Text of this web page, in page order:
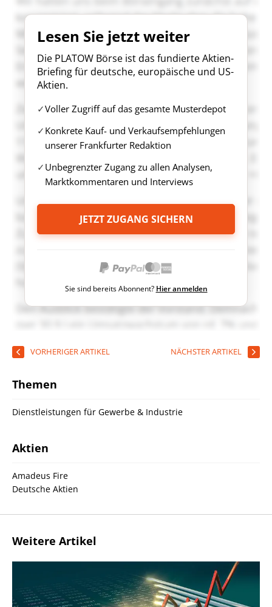
Lesen Sie jetzt weiter
Die PLATOW Börse ist das fundierte Aktien-
Briefing für deutsche, europäische und US-
Aktien.
Voller Zugriff auf das gesamte Musterdepot
Konkrete Kauf- und Verkaufsempfehlungen
unserer Frankfurter Redaktion
Unbegrenzter Zugang zu allen Analysen,
Marktkommentaren und Interviews
JETZT ZUGANG SICHERN
Sie sind bereits Abonnent? Hier anmelden
VORHERIGER ARTIKEL NÄCHSTER ARTIKEL
Themen
Dienstleistungen für Gewerbe & Industrie
Aktien
Amadeus Fire
Deutsche Aktien
Weitere Artikel